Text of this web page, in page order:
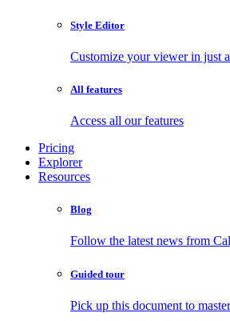
Style Editor
Customize your viewer in just
All features
Access all our features
Pricing
Explorer
Resources
Blog
Follow the latest news from
Guided tour
Pick up this document to